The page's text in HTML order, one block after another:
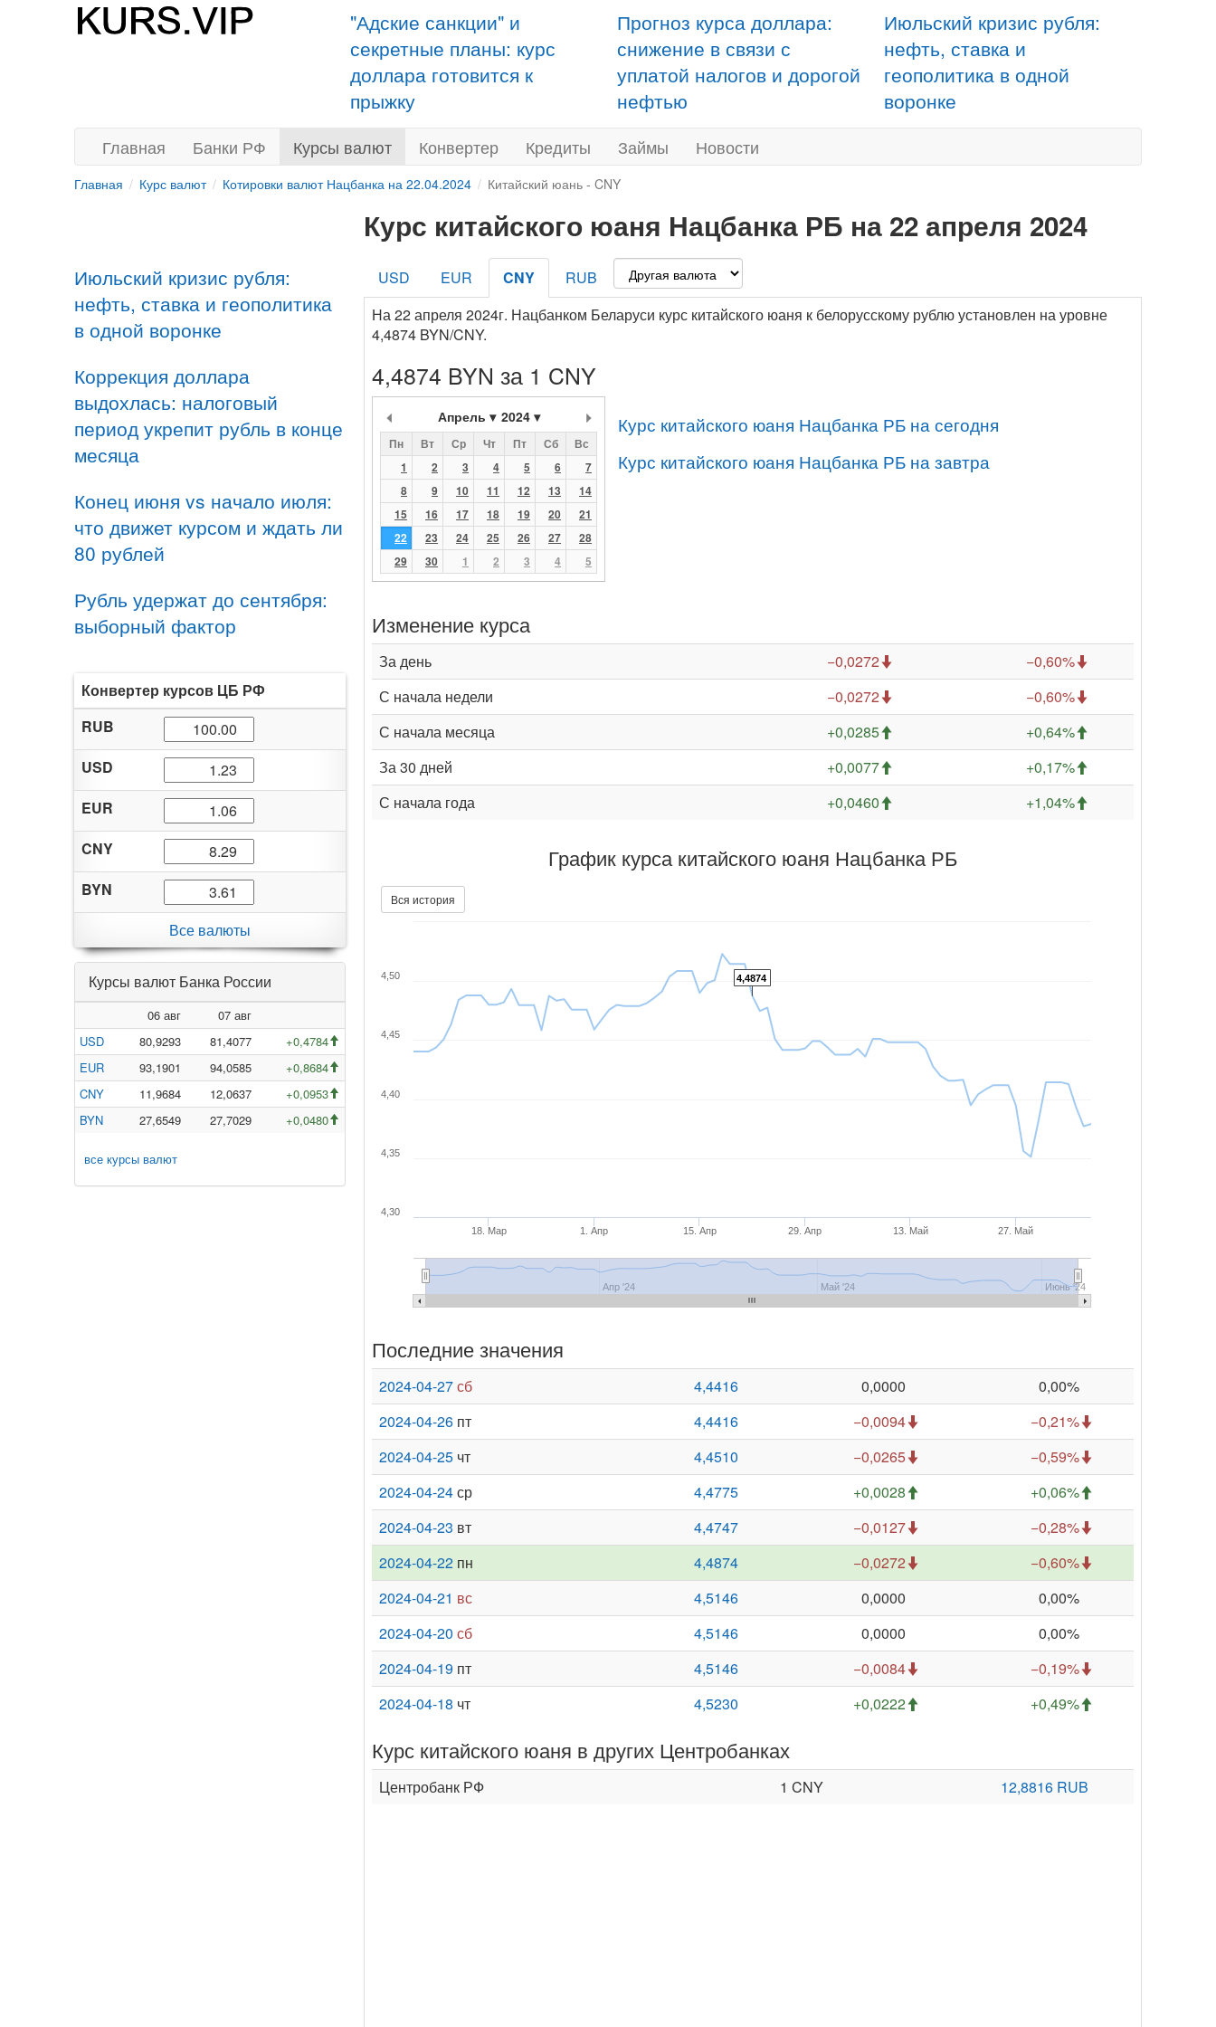
"Адские санкции" и
секретные планы: курс
доллара готовится к
прыжку
Прогноз курса доллара:
снижение в связи с
уплатой налогов и дорогой
нефтью
Июльский кризис рубля:
нефть, ставка и
геополитика в одной
воронке
Главная Банки РФ Курсы валют Конвертер Кредиты Займы Новости
Главная Курс валют Котировки валют Нацбанка на 22.04.2024 Китайский юань - CNY
Июльский кризис рубля:
нефть, ставка и геополитика
в одной воронке
Коррекция доллара
выдохлась: налоговый
период укрепит рубль в конце
месяца
Конец июня vs начало июля:
что движет курсом и ждать ли
80 рублей
Рубль удержат до сентября:
выборный фактор
Конвертер курсов ЦБ РФ
RUB
USD
EUR
CNY
BYN
Все валюты
Курсы валют Банка России
06 авг
07 авг
USD
80,9293 81,4077
+0,4784
EUR
93,1901 94,0585
+0,8684
CNY
11,9684 12,0637
+0,0953
BYN
27,6549 27,7029 +0,0480
все курсы валют
Курс китайского юаня Нацбанка РБ на 22 апреля 2024
USD EUR CNY
RUB
На 22 апреля 2024г. Нацбанком Беларуси курс китайского юаня к белорусскому рублю установлен на уровне
4,4874 BYN/CNY.
4,4874 BYN за 1 CNY
Апрель 2024
Пн Вт Ср Чт Пт Сб
Вс
1
2 3 4 5 6
7
8
9 10 11 12 13
14
15
16 17 18 19 20
21
22
23 24 25 26 27
28
29
30 1 2 3 4 5
Курс китайского юаня Нацбанка РБ на сегодня
Курс китайского юаня Нацбанка РБ на завтра
Изменение курса
За день −0,0272
−0,60%
С начала недели
−0,0272
−0,60%
С начала месяца
+0,0285
+0,64%
За 30 дней
+0,0077
+0,17%
С начала года
+0,0460 +1,04%
График курса китайского юаня Нацбанка РБ
Вся история
4,4874
18. Мар 1. Апр 15. Апр 29. Апр 13. Май 27. Май
Апр '24 Май '24 Июнь '24
4,30
4,35
4,40
4,45
4,50
Последние значения
2024-04-27сб 4,4416 0,0000
0,00%
2024-04-26 пт 4,4416 −0,0094
−0,21%
2024-04-25 чт 4,4510 −0,0265
−0,59%
2024-04-24ср 4,4775 +0,0028
+0,06%
2024-04-23 вт 4,4747 −0,0127
−0,28%
2024-04-22 пн 4,4874 −0,0272
−0,60%
2024-04-21 вс 4,5146 0,0000
0,00%
2024-04-20 сб 4,5146 0,0000
0,00%
2024-04-19 пт 4,5146 −0,0084
−0,19%
2024-04-18 чт 4,5230 +0,0222 +0,49%
Курс китайского юаня в других Центробанках
Центробанк РФ 1 CNY 12,8816 RUB